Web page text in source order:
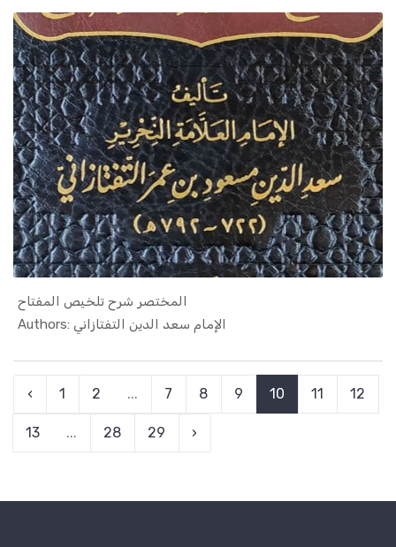
المختصر شرح تلخيص المفتاح
Authors: الإمام سعد الدين التفتازاني
In Islamic...
‹ 1 2 ... 7 8 9 10 11 12
13 ... 28 29 ›